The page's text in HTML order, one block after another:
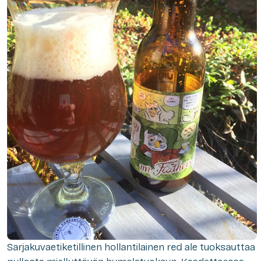
Sarjakuvaetiketillinen hollantilainen red ale tuoksauttaa